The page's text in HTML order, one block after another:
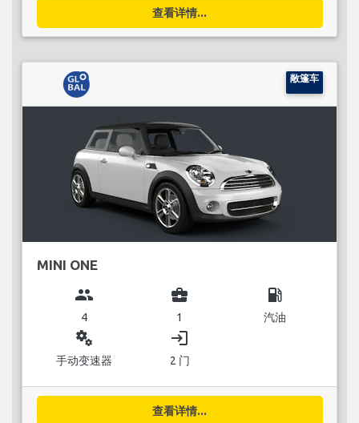
查看详情...
敞篷车
MINI ONE
group
4
business_center
1
local_gas_station
汽油
miscellaneous_services
手动变速器
login
2 门
查看详情...